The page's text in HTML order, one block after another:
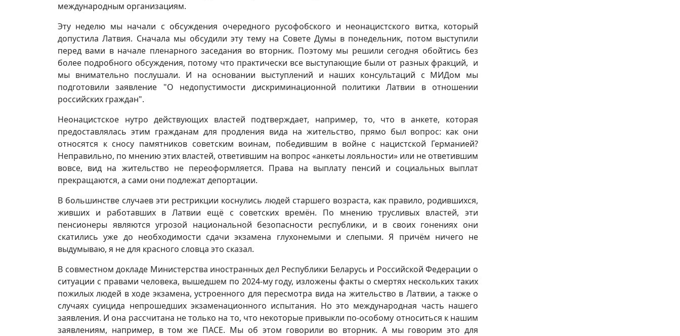
международным организациям.
Эту неделю мы начали с обсуждения очередного русофобского и неонацистского витка, который
допустила Латвия. Сначала мы обсудили эту тему на Совете Думы в понедельник, потом выступили
перед вами в начале пленарного заседания во вторник. Поэтому мы решили сегодня обойтись без
более подробного обсуждения, потому что практически все выступающие были от разных фракций, и
мы внимательно послушали. И на основании выступлений и наших консультаций с МИДом мы
подготовили заявление "О недопустимости дискриминационной политики Латвии в отношении
российских граждан".
Неонацистское нутро действующих властей подтверждает, например, то, что в анкете, которая
предоставлялась этим гражданам для продления вида на жительство, прямо был вопрос: как они
относятся к сносу памятников советским воинам, победившим в войне с нацистской Германией?
Неправильно, по мнению этих властей, ответившим на вопрос «анкеты лояльности» или не ответившим
вовсе, вид на жительство не переоформляется. Права на выплату пенсий и социальных выплат
прекращаются, а сами они подлежат депортации.
В большинстве случаев эти рестрикции коснулись людей старшего возраста, как правило, родившихся,
живших и работавших в Латвии ещё с советских времён. По мнению трусливых властей, эти
пенсионеры являются угрозой национальной безопасности республики, и в своих гонениях они
скатились уже до необходимости сдачи экзамена глухонемыми и слепыми. Я причём ничего не
выдумываю, я не для красного словца это сказал.
В совместном докладе Министерства иностранных дел Республики Беларусь и Российской Федерации о
ситуации с правами человека, вышедшем по 2024-му году, изложены факты о смертях нескольких таких
пожилых людей в ходе экзамена, устроенного для пересмотра вида на жительство в Латвии, а также о
случаях суицида непрошедших экзаменационного испытания. Но это международная часть нашего
заявления. И она рассчитана не только на то, что некоторые привыкли по-особому относиться к нашим
заявлениям, например, в том же ПАСЕ. Мы об этом говорили во вторник. А мы говорим это для